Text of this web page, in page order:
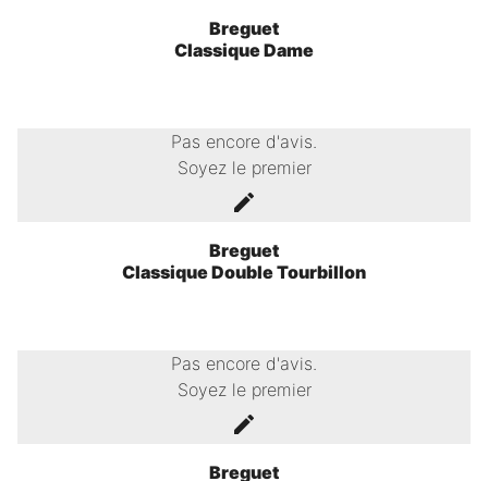
Breguet
Classique Dame
Pas encore d'avis.
Soyez le premier
Breguet
Classique Double Tourbillon
Pas encore d'avis.
Soyez le premier
Breguet